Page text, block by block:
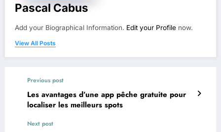
Pascal Cabus
Add your Biographical Information. Edit your Profile now.
View All Posts
Previous post
Les avantages d’une app pêche gratuite pour
localiser les meilleurs spots
Next post